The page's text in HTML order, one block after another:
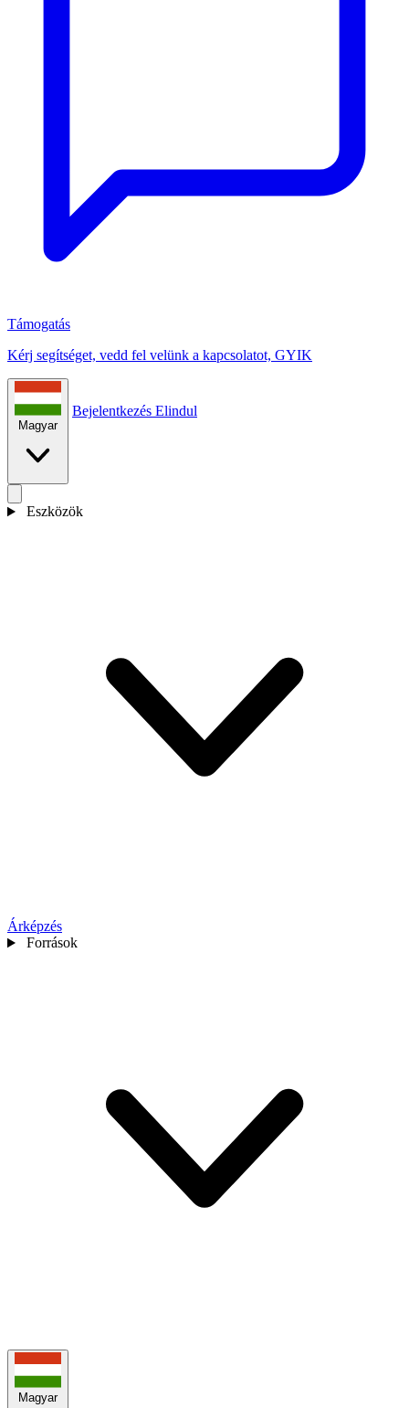
Támogatás
Kérj segítséget, vedd fel velünk a kapcsolatot, GYIK
Magyar
Bejelentkezés Elindul
Eszközök
Árképzés
Források
Magyar